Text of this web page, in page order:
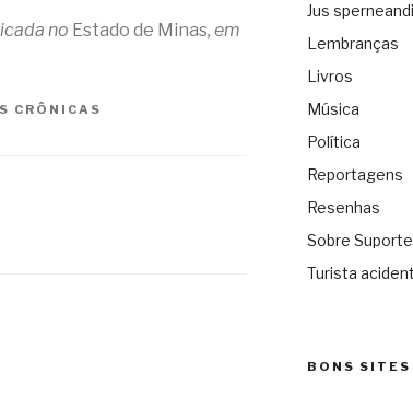
no Estado de Minas, em
CRÔNICAS
Jus sperneandi
Lembranças
Livros
Música
Política
Reportagens
Resenhas
Sobre
Turista
BONS SITES